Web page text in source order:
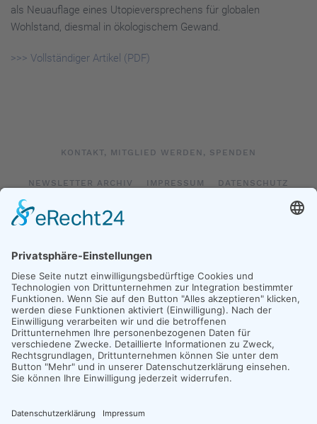
als Neuauflage eines Utopieversprechens für globalen
Wohlstand, diesmal in ökologischem Gewand.
>>> Vollständiger Artikel (PDF)
KONTAKT, MITGLIED WERDEN, SPENDEN
NEWSLETTER ARCHIV IMPRESSUM DATENSCHUTZ
LOGIN IMPRESSUM SOCIAL MEDIA